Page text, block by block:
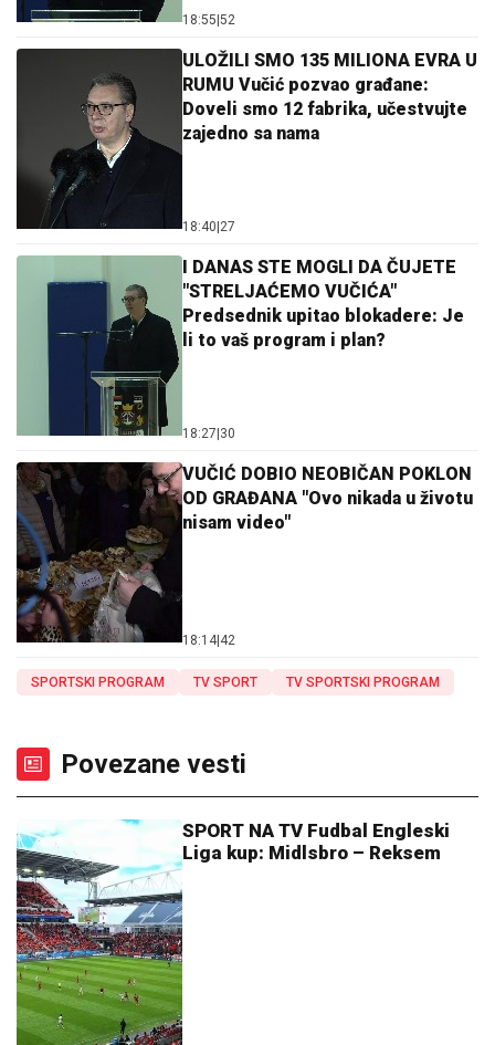
18:55 52
ULOŽILI SMO 135 MILIONA EVRA U
RUMU Vučić pozvao građane:
Doveli smo 12 fabrika, učestvujte
zajedno sa nama
18:40 27
I DANAS STE MOGLI DA ČUJETE
"STRELJAĆEMO VUČIĆA"
Predsednik upitao blokadere: Je
li to vaš program i plan?
18:27 30
VUČIĆ DOBIO NEOBIČAN POKLON
OD GRAĐANA "Ovo nikada u životu
nisam video"
18:14 42
SPORTSKI PROGRAM TV SPORT TV SPORTSKI PROGRAM
Povezane vesti
SPORT NA TV Fudbal Engleski
Liga kup: Midlsbro – Reksem